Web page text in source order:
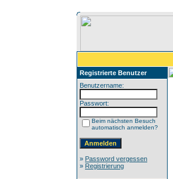
Registrierte Benutzer
Benutzername:
Passwort:
Beim nächsten Besuch
automatisch anmelden?
» Password vergessen
» Registrierung